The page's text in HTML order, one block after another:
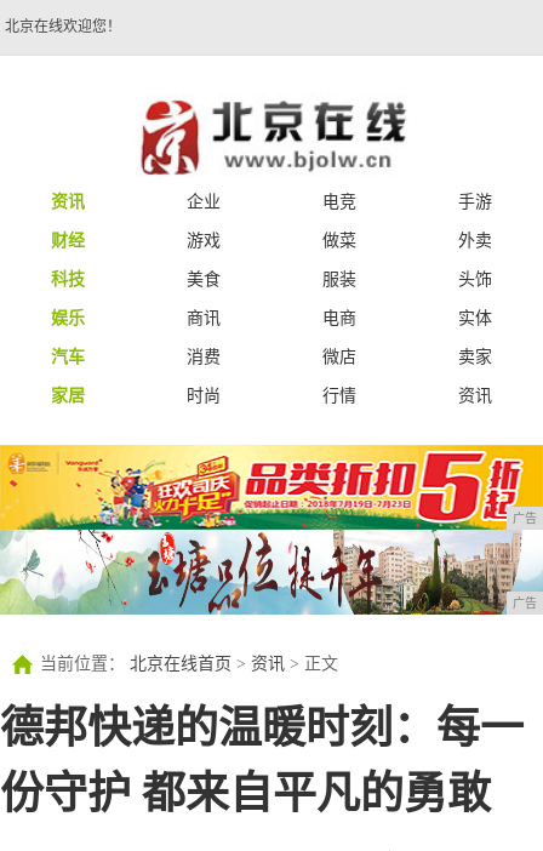
北京在线欢迎您！
资讯 企业 电竞
手游
财经
游戏 做菜
外卖
科技
美食 服装
头饰
娱乐
商讯 电商
实体
汽车
消费 微店
卖家
家居
时尚 行情 资讯
广告
广告
当前位置： 北京在线首页 > 资讯 > 正文
德邦快递的温暖时刻：每一
份守护 都来自平凡的勇敢